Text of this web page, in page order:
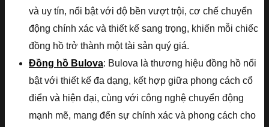
và uy tín, nổi bật với độ bền vượt trội, cơ chế chuyển
động chính xác và thiết kế sang trọng, khiến mỗi chiếc
đồng hồ trở thành một tài sản quý giá.
Đồng hồ Bulova: Bulova là thương hiệu đồng hồ nổi
bật với thiết kế đa dạng, kết hợp giữa phong cách cổ
điển và hiện đại, cùng với công nghệ chuyển động
mạnh mẽ, mang đến sự chính xác và phong cách cho